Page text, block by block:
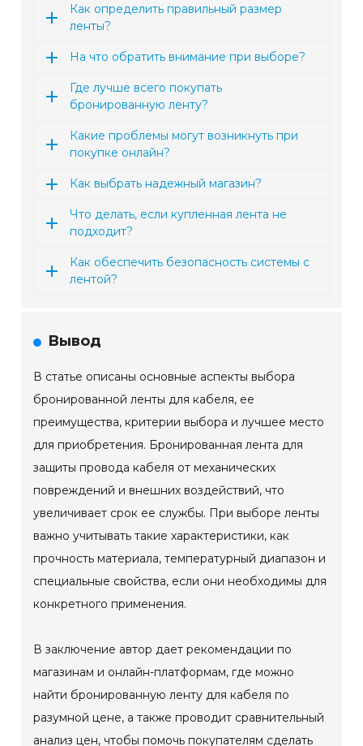
Как определить правильный размер
ленты?
На что обратить внимание при выборе?
Где лучше всего покупать
бронированную ленту?
Какие проблемы могут возникнуть при
покупке онлайн?
Как выбрать надежный магазин?
Что делать, если купленная лента не
подходит?
Как обеспечить безопасность системы с
лентой?
Вывод
В статье описаны основные аспекты выбора
бронированной ленты для кабеля, ее
преимущества, критерии выбора и лучшее место
для приобретения. Бронированная лента для
защиты провода кабеля от механических
повреждений и внешних воздействий, что
увеличивает срок ее службы. При выборе ленты
важно учитывать такие характеристики, как
прочность материала, температурный диапазон и
специальные свойства, если они необходимы для
конкретного применения.
В заключение автор дает рекомендации по
магазинам и онлайн-платформам, где можно
найти бронированную ленту для кабеля по
разумной цене, а также проводит сравнительный
анализ цен, чтобы помочь покупателям сделать